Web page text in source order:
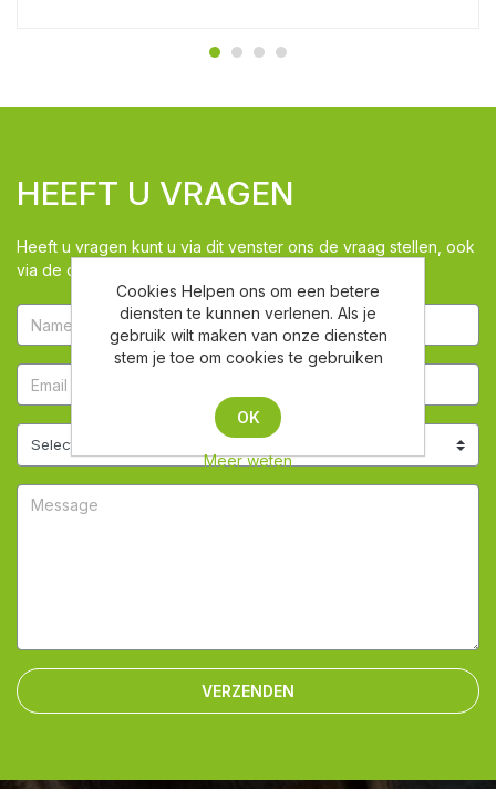
HEEFT U VRAGEN
Heeft u vragen kunt u via dit venster ons de vraag stellen, ook
via de chat zijn we beschikbaar
VERZENDEN
Cookies Helpen ons om een betere
diensten te kunnen verlenen. Als je
gebruik wilt maken van onze diensten
stem je toe om cookies te gebruiken
OK
Meer weten